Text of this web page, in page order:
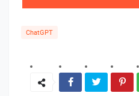
ChatGPT